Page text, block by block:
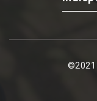
©2021